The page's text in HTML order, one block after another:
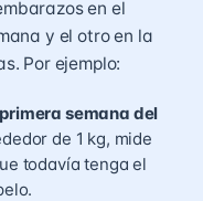
en el
y el otro en la
Por ejemplo:
semana del
de 1 kg, mide
todavía tenga el